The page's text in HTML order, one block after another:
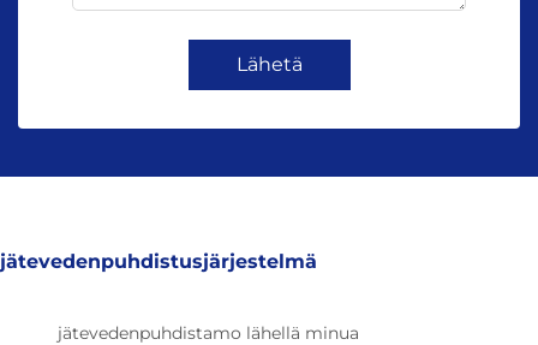
Lähetä
jätevedenpuhdistusjärjestelmä
jätevedenpuhdistamo lähellä minua